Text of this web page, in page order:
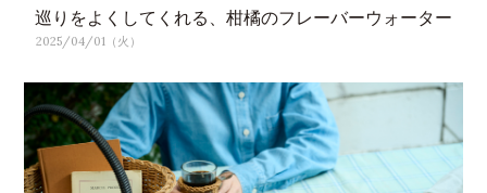
巡りをよくしてくれる、柑橘のフレーバーウォーター
2025/04/01（火）